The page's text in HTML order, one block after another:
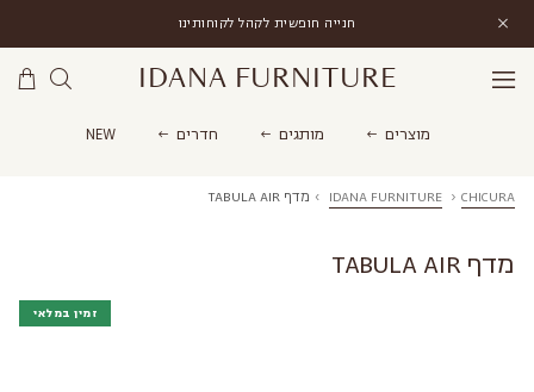
חנייה חופשית לקהל לקוחותינו
IDANA FURNITURE
מוצרים מותגים חדרים NEW
IDANA FURNITURE › CHICURA
› מדף TABULA AIR
מדף TABULA AIR
זמין במלאי